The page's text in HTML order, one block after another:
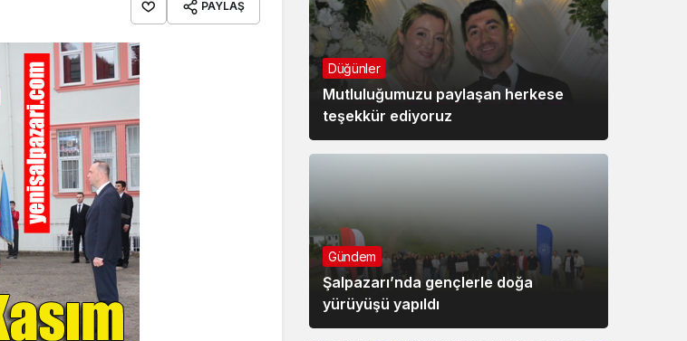
PAYLAŞ
Düğünler
Mutluluğumuzu paylaşan herkese
teşekkür ediyoruz
Gündem
Şalpazarı’nda gençlerle doğa
yürüyüşü yapıldı